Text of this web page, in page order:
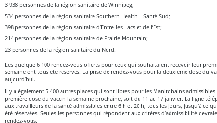
3 938 personnes de la région sanitaire de Winnipeg;
534 personnes de la région sanitaire Southern Health – Santé Sud;
398 personnes de la région sanitaire d’Entre-les-Lacs et de l’Est;
214 personnes de la région sanitaire de Prairie Mountain;
23 personnes de la région sanitaire du Nord.
Les quelque 6 100 rendez-vous offerts pour ceux qui souhaitaient recevoir leur
semaine ont tous été réservés. La prise de rendez-vous pour la deuxième dose du
aujourd’hui.
Il y a également 5 400 autres places qui sont libres pour les Manitobains
première dose du vaccin la semaine prochaine, soit du 11 au 17 janvier. La ligne
aux travailleurs de la santé admissibles entre 6 h et 20 h, tous les jours, jusqu’à ce
été réservées. Seules les personnes qui répondent aux critères d’admissibilité
rendez-vous.